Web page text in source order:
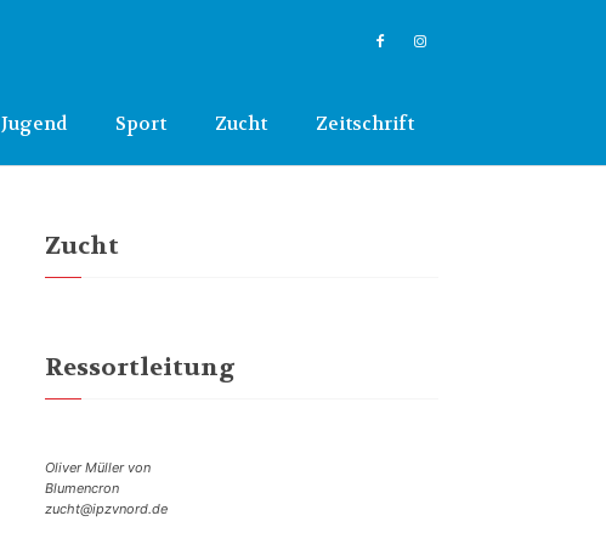
Jugend Sport Zucht Zeitschrift
Zucht
Ressortleitung
Oliver Müller von
Blumencron
zucht@ipzvnord.de